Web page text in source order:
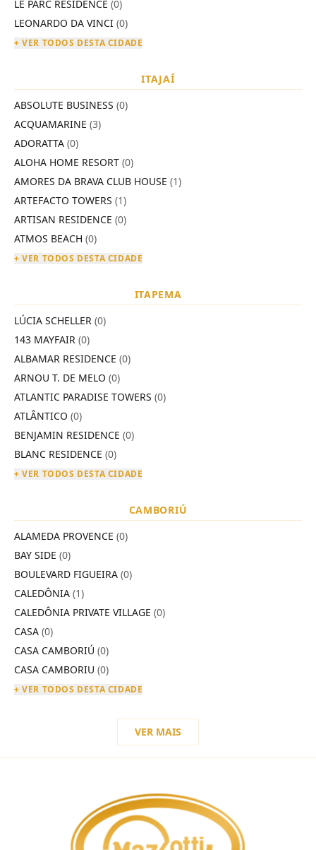
LE PARC RESIDENCE (0)
LEONARDO DA VINCI (0)
+ VER TODOS DESTA CIDADE
ITAJAÍ
ABSOLUTE BUSINESS (0)
ACQUAMARINE (3)
ADORATTA (0)
ALOHA HOME RESORT (0)
AMORES DA BRAVA CLUB HOUSE (1)
ARTEFACTO TOWERS (1)
ARTISAN RESIDENCE (0)
ATMOS BEACH (0)
+ VER TODOS DESTA CIDADE
ITAPEMA
LÚCIA SCHELLER (0)
143 MAYFAIR (0)
ALBAMAR RESIDENCE (0)
ARNOU T. DE MELO (0)
ATLANTIC PARADISE TOWERS (0)
ATLÂNTICO (0)
BENJAMIN RESIDENCE (0)
BLANC RESIDENCE (0)
+ VER TODOS DESTA CIDADE
CAMBORIÚ
ALAMEDA PROVENCE (0)
BAY SIDE (0)
BOULEVARD FIGUEIRA (0)
CALEDÔNIA (1)
CALEDÔNIA PRIVATE VILLAGE (0)
CASA (0)
CASA CAMBORIÚ (0)
CASA CAMBORIU (0)
+ VER TODOS DESTA CIDADE
VER MAIS